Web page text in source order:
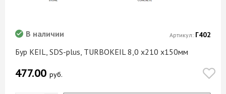
Бур KEIL, SDS-plus, TURBOKEIL 8,0 х210 х150мм
В наличии
477.00 руб.
Артикул: Г402